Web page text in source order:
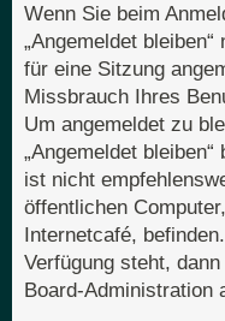
Wenn Sie beim
„Angemeldet
für eine Sitzung
Missbrauch Ihres
Um angemeldet zu
„Angemeldet
ist nicht
öffentlichen
Internetcafé,
Verfügung steht,
Board-Administration